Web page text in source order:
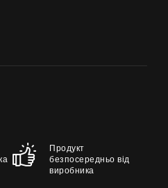
Продукт
безпосередньо від
виробника